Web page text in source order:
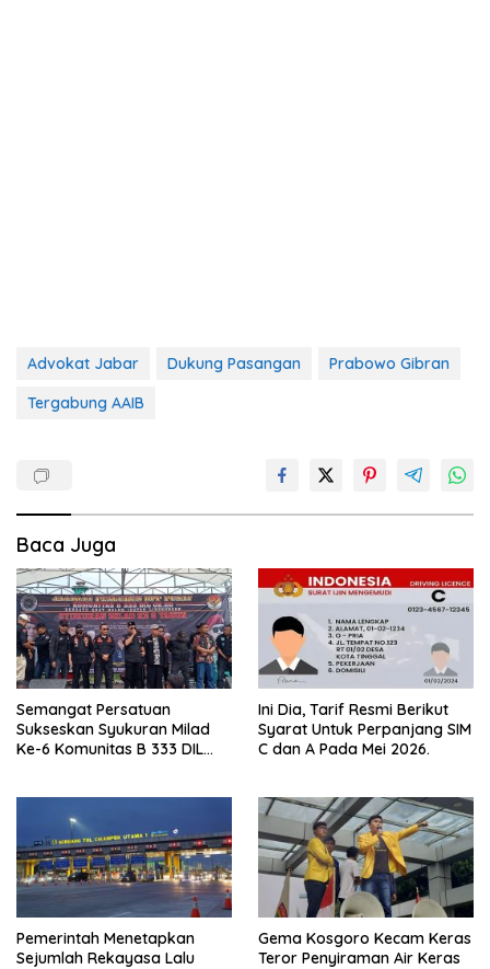
Advokat Jabar Dukung Pasangan
Prabowo Gibran
Tergabung AAIB
Baca Juga
Semangat Persatuan
Sukseskan Syukuran Milad
Ke-6 Komunitas B 333 DIL
Ini Dia, Tarif Resmi Berikut
Syarat Untuk Perpanjang SIM
C dan A Pada Mei 2026.
Pemerintah Menetapkan
Sejumlah Rekayasa Lalu
Gema Kosgoro Kecam Keras
Teror Penyiraman Air Keras